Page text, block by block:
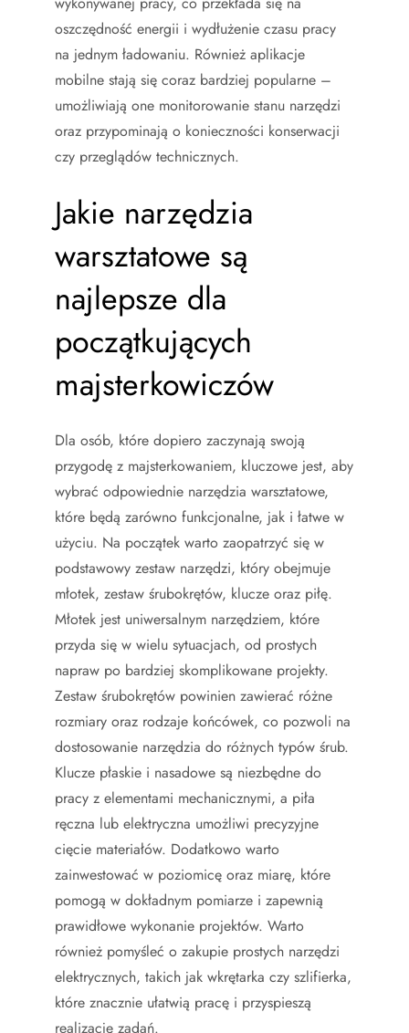
oszczędność energii i wydłużenie czasu pracy
na jednym ładowaniu. Również aplikacje
mobilne stają się coraz bardziej popularne –
umożliwiają one monitorowanie stanu narzędzi
oraz przypominają o konieczności konserwacji
czy przeglądów technicznych.
Jakie narzędzia
warsztatowe są
najlepsze dla
początkujących
majsterkowiczów
Dla osób, które dopiero zaczynają swoją
przygodę z majsterkowaniem, kluczowe jest, aby
wybrać odpowiednie narzędzia warsztatowe,
które będą zarówno funkcjonalne, jak i łatwe w
użyciu. Na początek warto zaopatrzyć się w
podstawowy zestaw narzędzi, który obejmuje
młotek, zestaw śrubokrętów, klucze oraz piłę.
Młotek jest uniwersalnym narzędziem, które
przyda się w wielu sytuacjach, od prostych
napraw po bardziej skomplikowane projekty.
Zestaw śrubokrętów powinien zawierać różne
rozmiary oraz rodzaje końcówek, co pozwoli na
dostosowanie narzędzia do różnych typów śrub.
Klucze płaskie i nasadowe są niezbędne do
pracy z elementami mechanicznymi, a piła
ręczna lub elektryczna umożliwi precyzyjne
cięcie materiałów. Dodatkowo warto
zainwestować w poziomicę oraz miarę, które
pomogą w dokładnym pomiarze i zapewnią
prawidłowe wykonanie projektów. Warto
również pomyśleć o zakupie prostych narzędzi
elektrycznych, takich jak wkrętarka czy szlifierka,
które znacznie ułatwią pracę i przyspieszą
realizację zadań.